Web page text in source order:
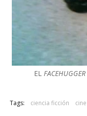
EL FACEHUGGER
Tags: ciencia ficción cine